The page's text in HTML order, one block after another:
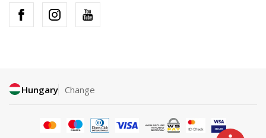
Hungary Change